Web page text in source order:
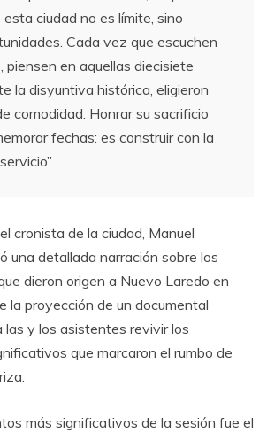
ciudad no es límite, sino
Cada vez que escuchen
piensen en aquellas diecisiete
la disyuntiva histórica, eligieron
comodidad. Honrar su sacrificio
fechas: es construir con la
cronista de la ciudad, Manuel
una detallada narración sobre los
dieron origen a Nuevo Laredo en
la proyección de un documental
las y los asistentes revivir los
que marcaron el rumbo de
más significativos de la sesión fue el